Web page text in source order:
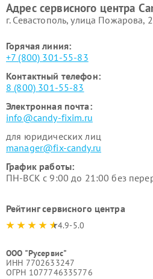
Адрес сервисного центра
г. Севастополь, улица Пожарова,
Горячая линия:
+7 (800) 301-55-83
Контактный телефон:
8 (800) 301-55-83
Электронная почта:
info@candy-fixim.ru
для юридических лиц
manager@fix-candy.ru
График работы:
ПН-ВСК с 9:00 до 21:00 без
Рейтинг сервисного центра
4.9-5.0
ООО "Русервис"
ИНН 7702633247
ОГРН 1077746335776